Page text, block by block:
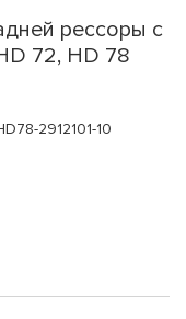
рессоры с
72, HD 78
2912101-10